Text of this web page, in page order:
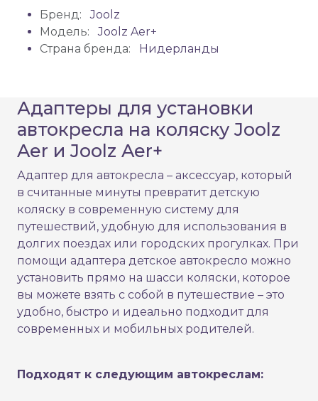
Бренд:
Joolz
Модель:
Joolz Aer+
Страна бренда:
Нидерланды
Адаптеры для установки
автокресла на коляску Joolz
Aer и Joolz Aer+
Адаптер для автокресла – аксессуар, который
в считанные минуты превратит детскую
коляску в современную систему для
путешествий, удобную для использования в
долгих поездах или городских прогулках. При
помощи адаптера детское автокресло можно
установить прямо на шасси коляски, которое
вы можете взять с собой в путешествие – это
удобно, быстро и идеально подходит для
современных и мобильных родителей.
Подходят к следующим автокреслам: